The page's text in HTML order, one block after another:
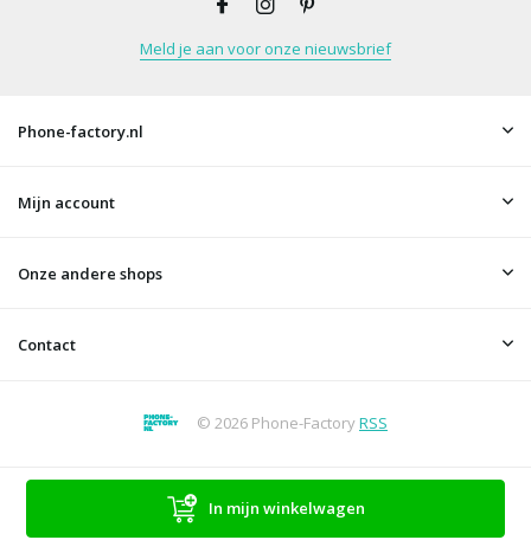
In mijn winkelwagen
Meld je aan voor onze nieuwsbrief
Phone-factory.nl
Mijn account
Onze andere shops
Contact
© 2026 Phone-FactoryRSS